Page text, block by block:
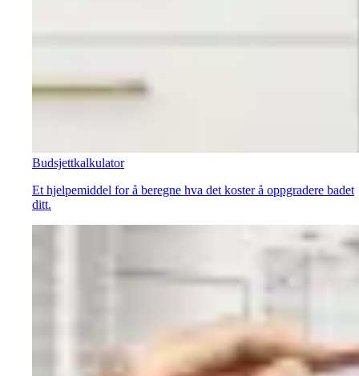
Budsjettkalkulator
Et hjelpemiddel for å beregne hva det koster å oppgradere badet
ditt.